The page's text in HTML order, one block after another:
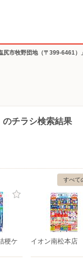
尻市牧野団地（〒399-6461
チラシ検索結果
すべて
梗ケ
イオン南松本店